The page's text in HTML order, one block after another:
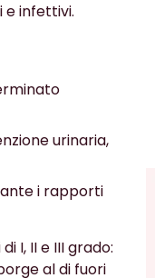
e infettivi.
urinaria,
i rapporti
I, II e III grado:
al di fuori